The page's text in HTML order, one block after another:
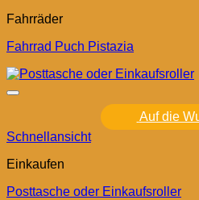
Fahrräder
Fahrrad Puch Pistazia
Auf die
Schnellansicht
Einkaufen
Posttasche oder Einkaufsroller